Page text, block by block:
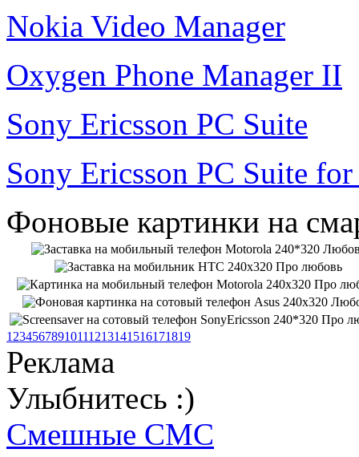
Nokia Video Manager
Oxygen Phone Manager II
Sony Ericsson PC Suite
Sony Ericsson PC Suite
Фоновые картинки на
1 2345678910111213141516171819
Реклама
Улыбнитесь :)
Смешные СМС